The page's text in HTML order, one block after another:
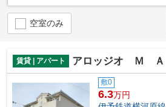
空室のみ
賃貸 | アパート アロッジオ Ｍ Ａ
敷0
6.3万円